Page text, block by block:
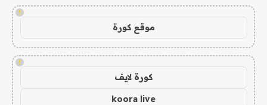
!
موقع كورة
!
كورة لايف
koora live